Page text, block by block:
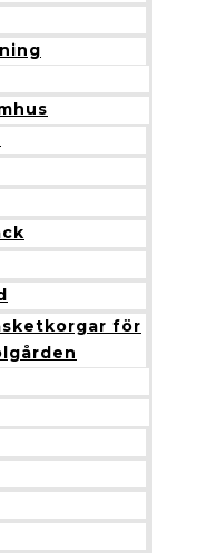
för